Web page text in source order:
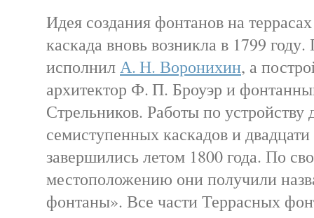
Идея создания фонтанов на
каскада вновь возникла в 1799
исполнилА. Н. Воронихин, а
архитектор Ф. П. Броуэр и
Стрельников. Работы по устройству
семиступенных каскадов и
завершились летом 1800 года. По
местоположению они получили
фонтаны». Все части Террасных